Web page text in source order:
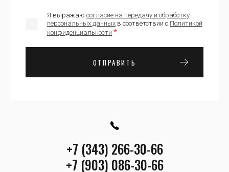
Я выражаю согласие на передачу и обработку
персональных данных в соответствии с Политикой
конфиденциальности *
ОТПРАВИТЬ
+7 (343) 266-30-66
+7 (903) 086-30-66